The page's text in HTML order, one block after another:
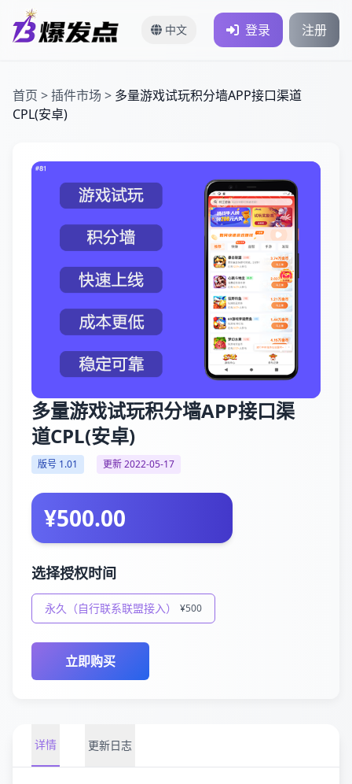
中文 登录 注册
首页 >插件市场 > 多量游戏试玩积分墙APP接口渠道
CPL(安卓)
多量游戏试玩积分墙APP接口渠
道CPL(安卓)
版号 1.01 更新 2022-05-17
¥500.00
选择授权时间
永久（自行联系联盟接入） ¥500
立即购买
详情 更新日志